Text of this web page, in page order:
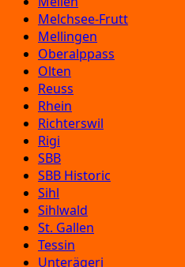
Melchsee-Frutt
Mellingen
Oberalppass
Olten
Reuss
Rhein
Richterswil
Rigi
SBB
SBB Historic
Sihl
Sihlwald
St. Gallen
Tessin
Unterägeri